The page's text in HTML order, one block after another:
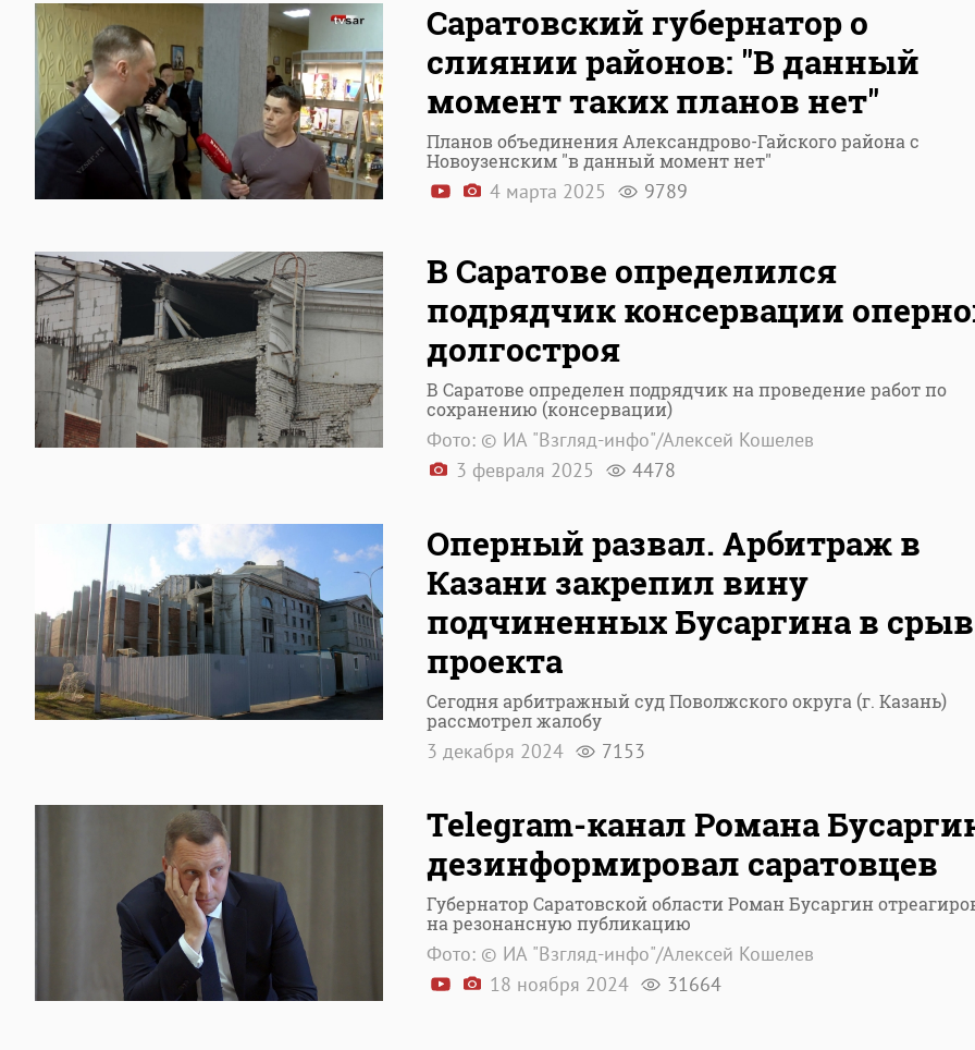
Саратовский губернатор о
слиянии районов: "В данный
момент таких планов нет"
Планов объединения Александрово-Гайского района с
Новоузенским "в данный момент нет"
4 марта 2025 9789
В Саратове определился
подрядчик консервации
долгостроя
В Саратове определен подрядчик на проведение работ по
сохранению (консервации)
Фото: © ИА "Взгляд-инфо"/Алексей Кошелев
3 февраля 2025
4478
Оперный развал. Арбитраж в
Казани закрепил вину
подчиненных Бусаргина в
проекта
Сегодня арбитражный суд Поволжского округа (г. Казань)
рассмотрел жалобу
3 декабря 2024 7153
Telegram-канал Романа
дезинформировал саратовцев
Губернатор Саратовской области Роман Бусаргин
на резонансную публикацию
Фото: © ИА "Взгляд-инфо"/Алексей Кошелев
18 ноября 2024
31664